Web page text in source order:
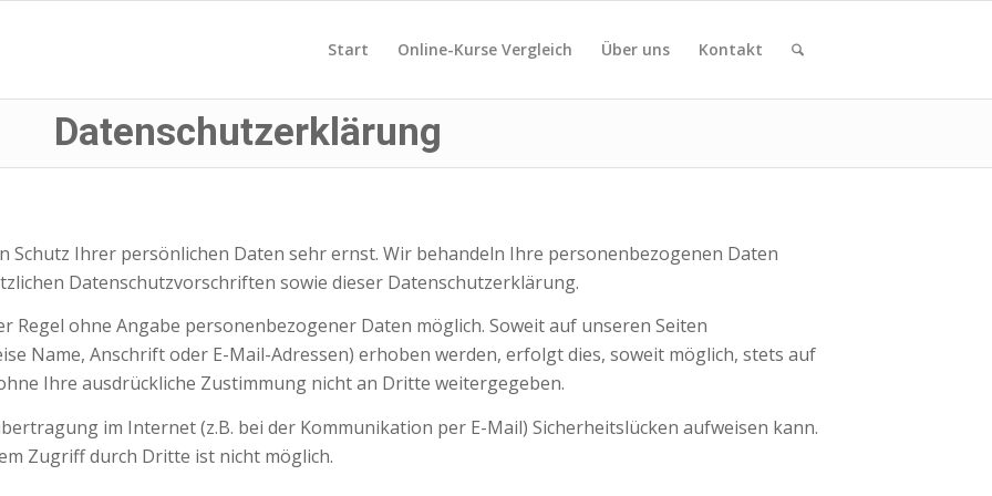
Start Online-Kurse Vergleich Über uns Kontakt
Datenschutzerklärung
Schutz Ihrer persönlichen Daten sehr ernst. Wir behandeln Ihre personenbezogenen Daten
Datenschutzvorschriften sowie dieser Datenschutzerklärung.
Regel ohne Angabe personenbezogener Daten möglich. Soweit auf unseren Seiten
Name, Anschrift oder E-Mail-Adressen) erhoben werden, erfolgt dies, soweit möglich, stets auf
Ihre ausdrückliche Zustimmung nicht an Dritte weitergegeben.
im Internet (z.B. bei der Kommunikation per E-Mail) Sicherheitslücken aufweisen kann.
Zugriff durch Dritte ist nicht möglich.